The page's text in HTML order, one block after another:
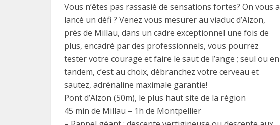
Vous n’êtes pas rassasié de sensations fortes? On vous a
lancé un défi ? Venez vous mesurer au viaduc d’Alzon,
près de Millau, dans un cadre exceptionnel une fois de
plus, encadré par des professionnels, vous pourrez
tester votre courage et faire le saut de l’ange ; seul ou en
tandem, c’est au choix, débranchez votre cerveau et
sautez, adrénaline maximale garantie!
Pont d’Alzon (50m), le plus haut site de la région
45 min de Millau – 1h de Montpellier